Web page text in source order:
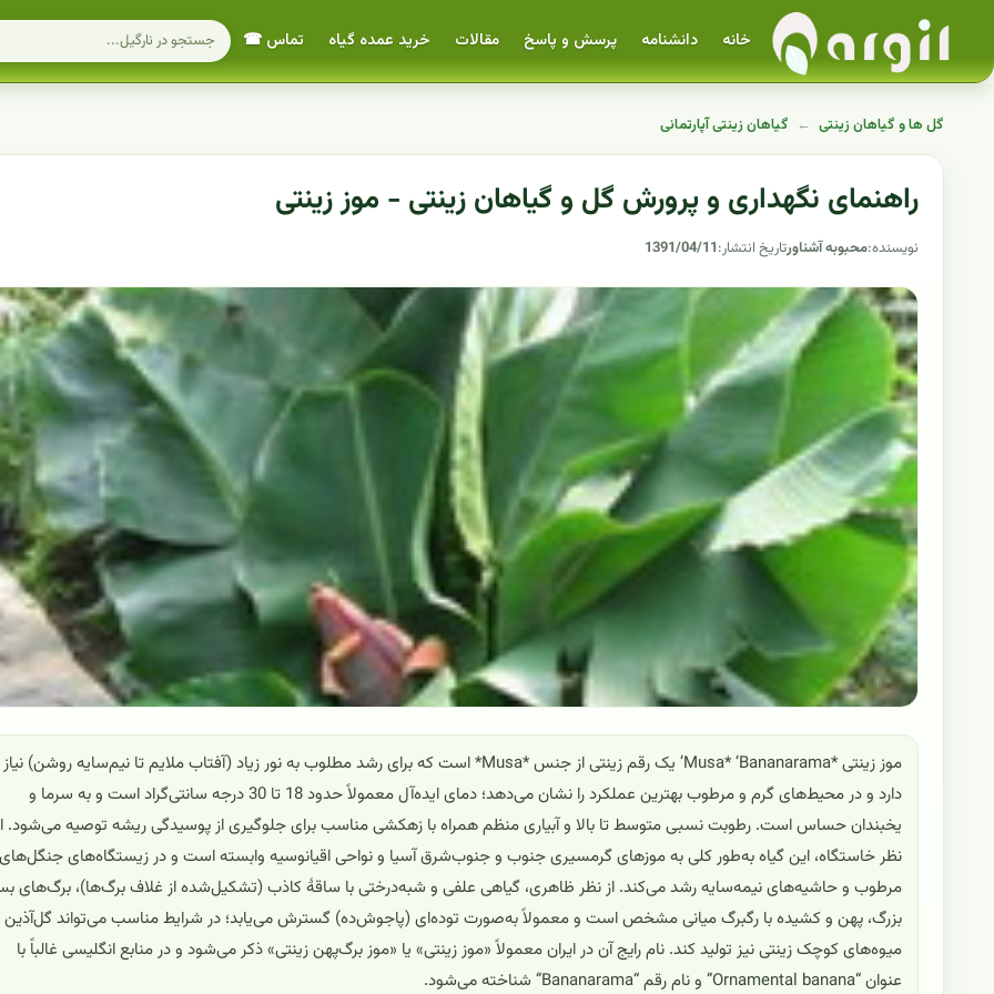
خانه دانشنامه پرسش و پاسخ مقالات خرید عمده گیاه تماس ☎
گل ها و گیاهان زینتی ← گیاهان زینتی آپارتمانی
راهنمای نگهداری و پرورش گل و گیاهان زینتی - موز زینتی
نویسنده:محبوبه آشناورتاریخ انتشار:1391/04/11
موز زینتی *Musa* ‘Bananarama’ یک رقم زینتی از جنس *Musa* است که برای رشد مطلوب به نور زیاد (آفتاب ملایم تا نیم‌سایه روشن) نیاز
دارد و در محیط‌های گرم و مرطوب بهترین عملکرد را نشان می‌دهد؛ دمای ایده‌آل معمولاً حدود 18 تا 30 درجه سانتی‌گراد است و به سرما و
یخبندان حساس است. رطوبت نسبی متوسط تا بالا و آبیاری منظم همراه با زهکشی مناسب برای جلوگیری از پوسیدگی ریشه توصیه می‌شود.
نظر خاستگاه، این گیاه به‌طور کلی به موزهای گرمسیری جنوب و جنوب‌شرق آسیا و نواحی اقیانوسیه وابسته است و در زیستگاه‌های جنگل‌های
مرطوب و حاشیه‌های نیمه‌سایه رشد می‌کند. از نظر ظاهری، گیاهی علفی و شبه‌درختی با ساقهٔ کاذب (تشکیل‌شده از غلاف برگ‌ها)، برگ‌های
بزرگ، پهن و کشیده با رگبرگ میانی مشخص است و معمولاً به‌صورت توده‌ای (پاجوش‌ده) گسترش می‌یابد؛ در شرایط مناسب می‌تواند گل‌آذین
میوه‌های کوچک زینتی نیز تولید کند. نام رایج آن در ایران معمولاً «موز زینتی» یا «موز برگ‌پهن زینتی» ذکر می‌شود و در منابع انگلیسی غالباً با
عنوان “Ornamental banana” و نام رقم “Bananarama” شناخته می‌شود.